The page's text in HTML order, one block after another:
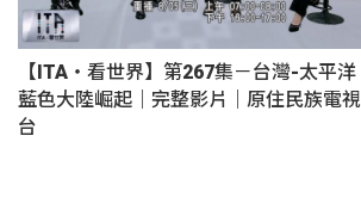
【ITA・看世界】第267集－台灣-太平洋
藍色大陸崛起｜完整影片｜原住民族電視
台